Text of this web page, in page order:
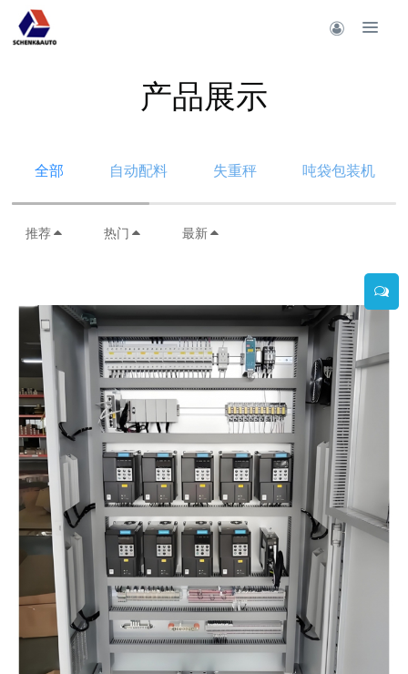
产品展示
全部 自动配料 失重秤 吨袋包装机
推荐 热门 最新